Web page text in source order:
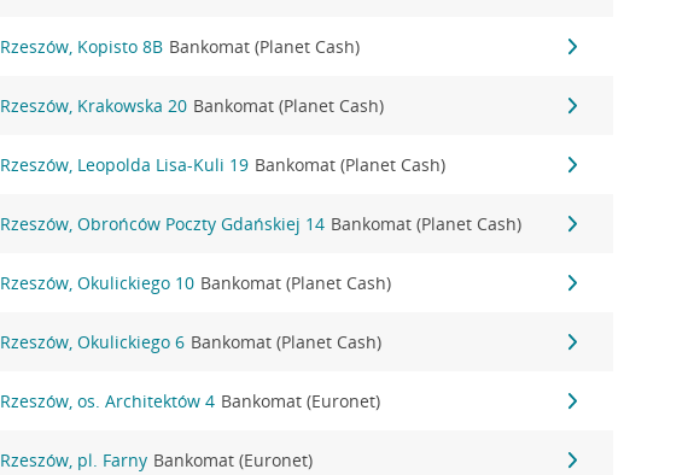
Rzeszów, Kopisto 8B Bankomat (Planet Cash)
Rzeszów, Krakowska 20 Bankomat (Planet Cash)
Rzeszów, Leopolda Lisa-Kuli 19 Bankomat (Planet Cash)
Rzeszów, Obrońców Poczty Gdańskiej 14 Bankomat (Planet Cash)
Rzeszów, Okulickiego 10 Bankomat (Planet Cash)
Rzeszów, Okulickiego 6 Bankomat (Planet Cash)
Rzeszów, os. Architektów 4 Bankomat (Euronet)
Rzeszów, pl. Farny Bankomat (Euronet)